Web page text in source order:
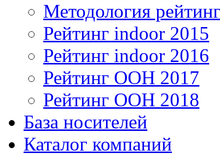
Методология
Рейтинг indoor 2015
Рейтинг indoor 2016
Рейтинг OOH 2017
Рейтинг OOH 2018
База носителей
Каталог компаний